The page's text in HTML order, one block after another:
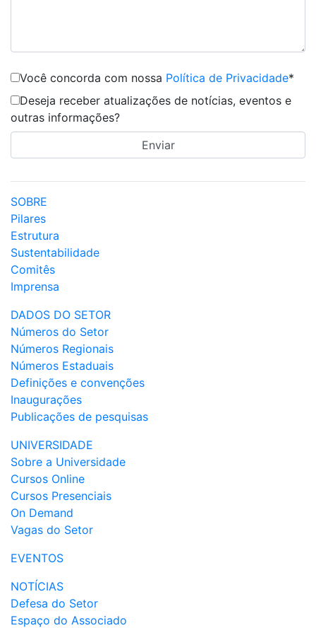
Você concorda com nossa Política de Privacidade*
Deseja receber atualizações de notícias, eventos e
outras informações?
SOBRE
Pilares
Estrutura
Sustentabilidade
Comitês
Imprensa
DADOS DO SETOR
Números do Setor
Números Regionais
Números Estaduais
Definições e convenções
Inaugurações
Publicações de pesquisas
UNIVERSIDADE
Sobre a Universidade
Cursos Online
Cursos Presenciais
On Demand
Vagas do Setor
EVENTOS
NOTÍCIAS
Defesa do Setor
Espaço do Associado